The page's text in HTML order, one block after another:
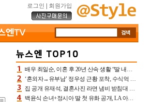
로그인 회원가입
배우 최일순, 이혼 후 20년 산속 생활 “딸 내가 버렸다고 원망‥맘 아파”(특종)[어제TV]
‘혼외자→유부남’ 정우성 근황 포착, 수식억 해킹 피해 후배 만났다 “존경하는”
집 공개 유재석, 결혼사진 라면 냄비 받침대 되고 분노‥가족사진도 피해(놀뭐)[어제TV]
백윤식 손녀+정시아 딸 첫 유화 공개, LA 아트쇼→서울국제조각페스타 작가다운 수준급 실력